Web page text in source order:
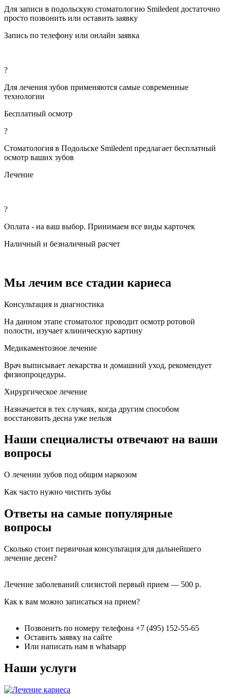
Для записи в подольскую стоматологию Smiledent достаточно
просто позвонить или оставить заявку
Запись по телефону или онлайн заявка
?
Для лечения зубов применяются самые современные
технологии
Бесплатный осмотр
?
Стоматология в Подольске Smiledent предлагает бесплатный
осмотр ваших зубов
Лечение
?
Оплата - на ваш выбор. Принимаем все виды карточек
Наличный и безналичный расчет
Мы лечим все стадии кариеса
Консультация и диагностика
На данном этапе стоматолог проводит осмотр ротовой
полости, изучает клиническую картину
Медикаментозное лечение
Врач выписывает лекарства и домашний уход, рекомендует
физиопроцедуры.
Хирургическое лечение
Назначается в тех случаях, когда другим способом
восстановить десна уже нельзя
Наши специалисты отвечают на ваши
вопросы
О лечении зубов под общим наркозом
Как часто нужно чистить зубы
Ответы на самые популярные
вопросы
Сколько стоит первичная консультация для дальнейшего
лечение десен?
Лечение заболеваний слизистой первый прием — 500 р.
Как к вам можно записаться на прием?
Позвонить по номеру телефона +7 (495) 152-55-65
Оставить заявку на сайте
Или написать нам в whatsapp
Наши услуги